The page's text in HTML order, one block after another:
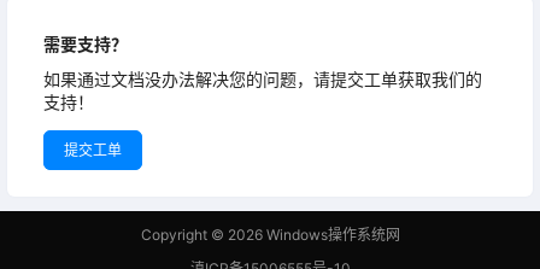
需要支持？
如果通过文档没办法解决您的问题，请提交工单获取我们的
支持！
提交工单
Copyright © 2026Windows操作系统网